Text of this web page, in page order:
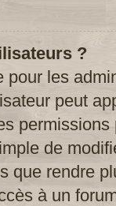
?
pour les
peut
de
que rendre
à un